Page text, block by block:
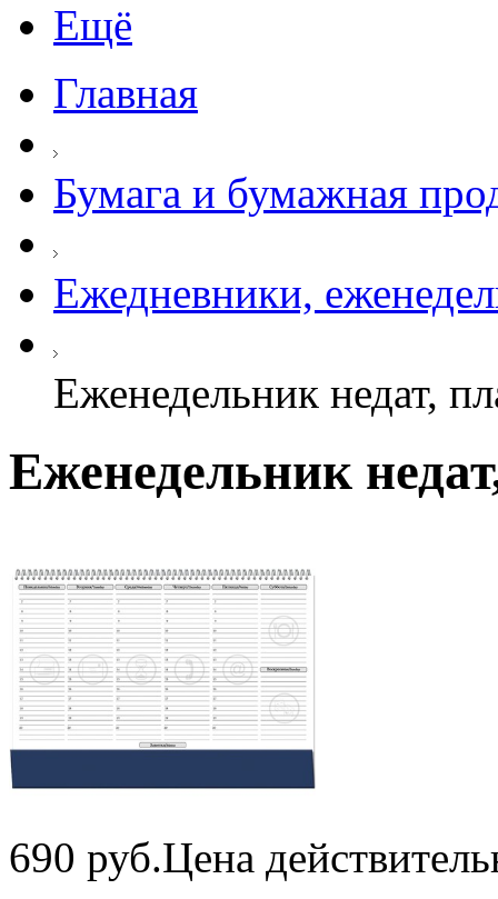
Ещё
Главная
Бумага и бумажная
Ежедневники,
Еженедельник недат,
Еженедельник
690 руб.Цена